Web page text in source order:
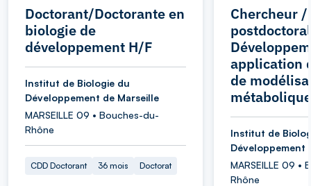
Doctorant/Doctorante en
biologie de
développement H/F
Institut de Biologie du
Développement de Marseille
MARSEILLE 09 • Bouches-du-
Rhône
CDD Doctorant 36 mois Doctorat
Chercheur
application
de
Institut de
Développement
MARSEILLE 09 •
Rhône